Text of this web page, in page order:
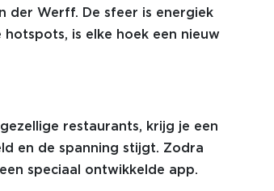
der Werff. De sfeer is energiek
is elke hoek een nieuw
restaurants, krijg je een
en de spanning stijgt. Zodra
speciaal ontwikkelde app.